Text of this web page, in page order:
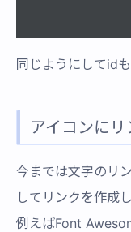
同じようにしてid
アイコンに
今までは文字のリ
してリンクを作成
例えばFont